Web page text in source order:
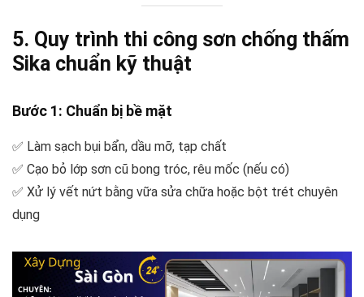
5. Quy trình thi công sơn chống thấm
Sika chuẩn kỹ thuật
Bước 1: Chuẩn bị bề mặt
✅ Làm sạch bụi bẩn, dầu mỡ, tạp chất
✅ Cạo bỏ lớp sơn cũ bong tróc, rêu mốc (nếu có)
✅ Xử lý vết nứt bằng vữa sửa chữa hoặc bột trét chuyên
dụng